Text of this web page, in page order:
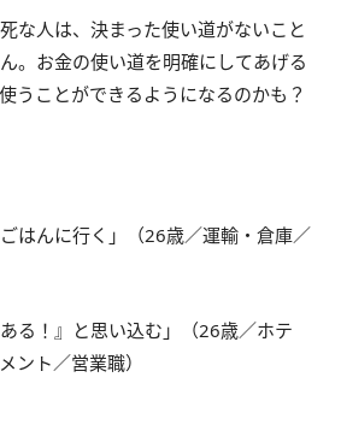
な人は、決まった使い道がないこと
。お金の使い道を明確にしてあげる
うことができるようになるのかも？
はんに行く」（26歳／運輸・倉庫／
る！』と思い込む」（26歳／ホテ
ント／営業職）